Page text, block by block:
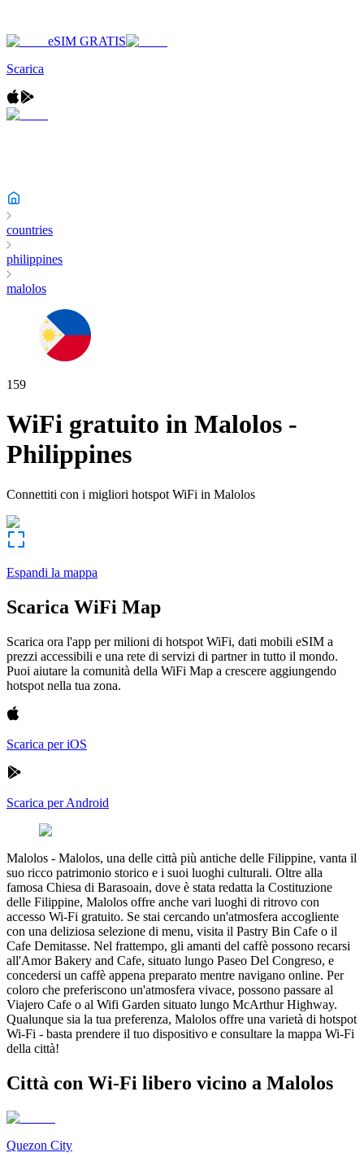
eSIM GRATIS
Scarica
countries
philippines
malolos
159
WiFi gratuito in Malolos -
Philippines
Connettiti con i migliori hotspot WiFi in Malolos
Espandi la mappa
Scarica WiFi Map
Scarica ora l'app per milioni di hotspot WiFi, dati mobili eSIM a
prezzi accessibili e una rete di servizi di partner in tutto il mondo.
Puoi aiutare la comunità della WiFi Map a crescere aggiungendo
hotspot nella tua zona.
Scarica per iOS
Scarica per Android
Malolos - Malolos, una delle città più antiche delle Filippine, vanta il
suo ricco patrimonio storico e i suoi luoghi culturali. Oltre alla
famosa Chiesa di Barasoain, dove è stata redatta la Costituzione
delle Filippine, Malolos offre anche vari luoghi di ritrovo con
accesso Wi-Fi gratuito. Se stai cercando un'atmosfera accogliente
con una deliziosa selezione di menu, visita il Pastry Bin Cafe o il
Cafe Demitasse. Nel frattempo, gli amanti del caffè possono recarsi
all'Amor Bakery and Cafe, situato lungo Paseo Del Congreso, e
concedersi un caffè appena preparato mentre navigano online. Per
coloro che preferiscono un'atmosfera vivace, possono passare al
Viajero Cafe o al Wifi Garden situato lungo McArthur Highway.
Qualunque sia la tua preferenza, Malolos offre una varietà di hotspot
Wi-Fi - basta prendere il tuo dispositivo e consultare la mappa Wi-Fi
della città!
Città con Wi-Fi libero vicino a Malolos
Quezon City